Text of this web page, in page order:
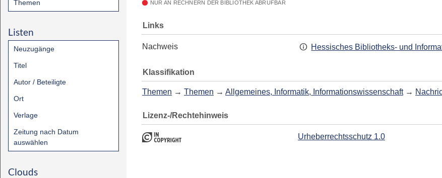
Themen
Listen
Neuzugänge
Titel
Autor / Beteiligte
Ort
Verlage
Zeitung nach Datum
auswählen
Clouds
NUR AN RECHNERN DER BIBLIOTHEK ABRUFBAR
Links
Nachweis Hessisches Bibliotheks- und
Klassifikation
Themen → Themen → Allgemeines, Informatik, Informationswissenschaft →
Lizenz-/Rechtehinweis
Urheberrechtsschutz 1.0